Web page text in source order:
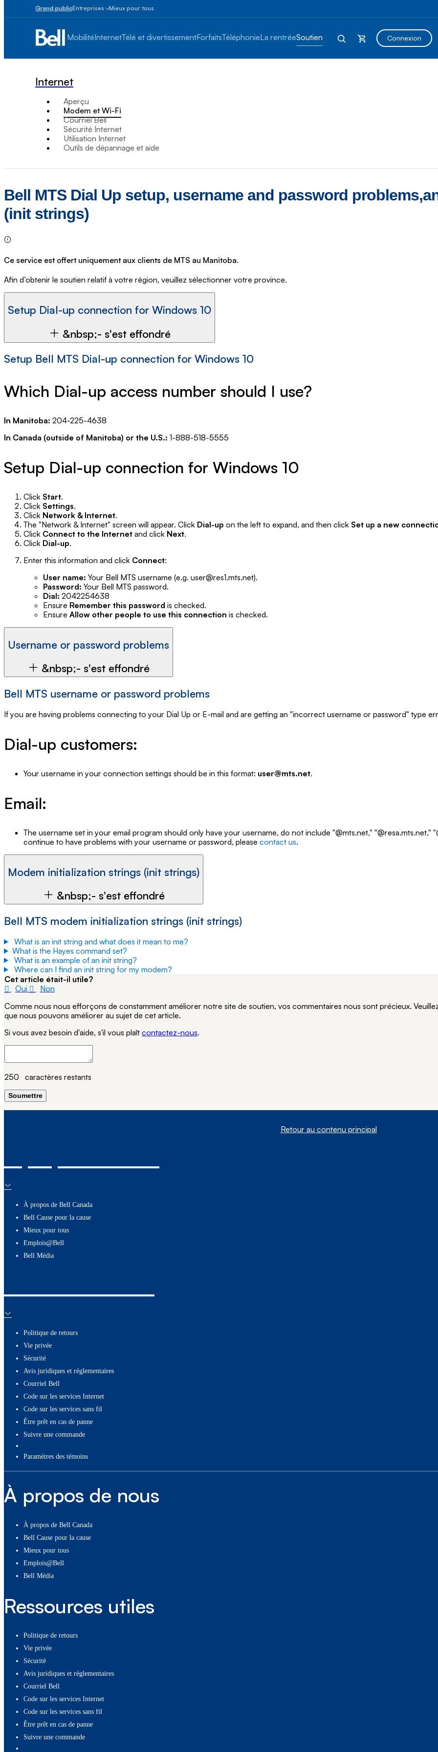
Grand publicEntreprises
entreprises
100
Moyennes
grandes
Plus
de
100
employés
Mieux pour tous
MobilitéInternetTélé et divertissementForfaitsTéléphonieLa rentréeSoutien Connexion
Internet
Aperçu
Modem et Wi-Fi
Courriel Bell
Sécurité Internet
Utilisation Internet
Outils de dépannage et aide
Bell MTS Dial Up setup, username and password
(init strings)
Ce service est offert uniquement aux clients de MTS au Manitoba.
Afin d’obtenir le soutien relatif à votre région, veuillez sélectionner votre province.
Setup Dial-up connection for Windows 10
&nbsp;- s'est effondré
Setup Bell MTS Dial-up connection for Windows 10
Which Dial-up access number should I use?
In Manitoba: 204-225-4638
In Canada (outside of Manitoba) or the U.S.: 1-888-518-5555
Setup Dial-up connection for Windows 10
Click Start.
Click Settings.
Click Network & Internet.
The "Network & Internet" screen will appear. Click Dial-up on the left to expand, and then click Set up a new
Click Connect to the Internet and click Next.
Click Dial-up.
Enter this information and click Connect:
User name: Your Bell MTS username (e.g. user@res1.mts.net).
Password: Your Bell MTS password.
Dial: 2042254638
Ensure Remember this password is checked.
Ensure Allow other people to use this connection is checked.
Username or password problems
&nbsp;- s'est effondré
Bell MTS username or password problems
If you are having problems connecting to your Dial Up or E-mail and are getting an "incorrect username or password" type
Dial-up customers:
Your username in your connection settings should be in this format: user@mts.net.
Email:
The username set in your email program should only have your username, do not include "@mts.net," "@resa.mts.net,"
continue to have problems with your username or password, please contact us.
Modem initialization strings (init strings)
&nbsp;- s'est effondré
Bell MTS modem initialization strings (init strings)
What is an init string and what does it mean to me?
What is the Hayes command set?
What is an example of an init string?
Where can I find an init string for my modem?
Cet article était-il utile?
Oui
Non
Comme nous nous efforçons de constamment améliorer notre site de soutien, vos commentaires nous sont précieux.
que nous pouvons améliorer au sujet de cet article.
Si vous avez besoin d'aide, s'il vous plaît contactez-nous.
250 caractères restants
Soumettre
Retour au contenu principal
À propos de Bell Canada
Bell Cause pour la cause
Mieux pour tous
Emplois@Bell
Bell Média
Politique de retours
Vie privée
Sécurité
Avis juridiques et réglementaires
Courriel Bell
Code sur les services Internet
Code sur les services sans fil
Être prêt en cas de panne
Suivre une commande
paramètres des témoins
À propos de nous
À propos de Bell Canada
Bell Cause pour la cause
Mieux pour tous
Emplois@Bell
Bell Média
Ressources utiles
Politique de retours
Vie privée
Sécurité
Avis juridiques et réglementaires
Courriel Bell
Code sur les services Internet
Code sur les services sans fil
Être prêt en cas de panne
Suivre une commande